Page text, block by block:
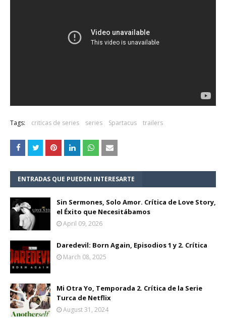
Tags: criticas de series series Spartacus trailers
ENTRADAS QUE PUEDEN INTERESARTE
Sin Sermones, Solo Amor. Crítica de Love Story,
el Éxito que Necesitábamos
April 09, 2026
Daredevil: Born Again, Episodios 1 y 2. Crítica
March 08, 2025
Mi Otra Yo, Temporada 2. Crítica de la Serie
Turca de Netflix
August 31, 2024